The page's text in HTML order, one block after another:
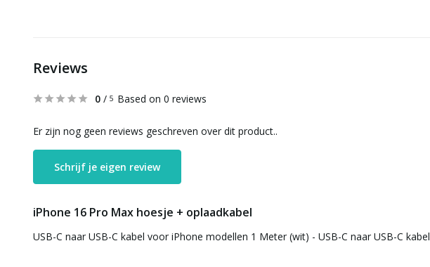
Reviews
0 / 5 Based on 0 reviews
Er zijn nog geen reviews geschreven over dit product..
Schrijf je eigen review
iPhone 16 Pro Max hoesje + oplaadkabel
USB-C naar USB-C kabel voor iPhone modellen 1 Meter (wit) - USB-C naar USB-C kabel